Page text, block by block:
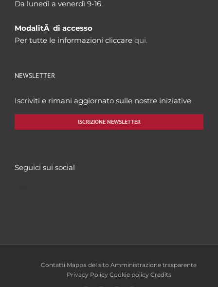
Da lunedì a venerdì 9-16.
ModalitÃ di accesso
Per tutte le informazioni cliccare qui.
NEWSLETTER
Iscriviti e rimani aggiornato sulle nostre iniziative
ISCRIZIONE NEWSLETTER
Seguici sui social
Contatti Mappa del sito Amministrazione trasparente
Privacy Policy Cookie policy Credits